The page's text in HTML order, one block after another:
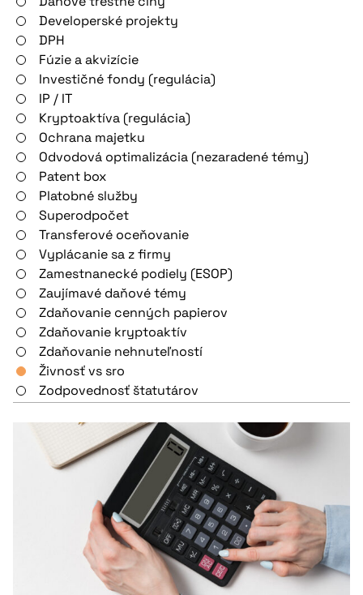
Developerské projekty
DPH
Fúzie a akvizície
Investičné fondy (regulácia)
IP / IT
Kryptoaktíva (regulácia)
Ochrana majetku
Odvodová optimalizácia (nezaradené témy)
Patent box
Platobné služby
Superodpočet
Transferové oceňovanie
Vyplácanie sa z firmy
Zamestnanecké podiely (ESOP)
Zaujímavé daňové témy
Zdaňovanie cenných papierov
Zdaňovanie kryptoaktív
Zdaňovanie nehnuteľností
Živnosť vs sro
Zodpovednosť štatutárov